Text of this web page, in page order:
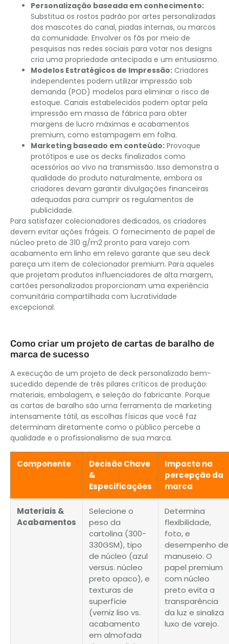
Personalização baseada em conhecimento:
Substitua os rostos padrão por artes personalizadas
dos mascotes do canal, piadas internas, ou marcos
da comunidade. Envolver os fãs por meio de
pesquisas nas redes sociais para votar nos designs
cria uma propriedade antecipada e um entusiasmo.
Modelos Estratégicos de Impressão: Criadores
independentes podem utilizar impressão sob
demanda (POD) modelos para eliminar o risco de
estoque. Canais estabelecidos podem optar pela
impressão em massa de fábrica para obter
margens de lucro máximas e acabamentos
premium, como estampagem em folha.
Marketing baseado em conteúdo: Provoque
protótipos e use os decks finalizados como
acessórios ao vivo na transmissão. Isso demonstra a
qualidade do produto naturalmente, embora os
criadores devam garantir divulgações financeiras
adequadas para cumprir os regulamentos de
publicidade.
Para satisfazer colecionadores dedicados, os criadores
devem evitar ações frágeis. O fornecimento de papel de
núcleo preto de 310 g/m2 pronto para varejo com
acabamento em linho em relevo garante que seu deck
pareça um item de colecionador premium. Para aqueles
que projetam produtos influenciadores de alta margem,
cartões personalizados proporcionam uma experiência
comunitária compartilhada com lucratividade
excepcional.
Como criar um projeto de cartas de baralho de
marca de sucesso
A execução de um projeto de deck personalizado bem-
sucedido depende de três pilares críticos de produção:
materiais, embalagem, e seleção do fabricante. Porque
as cartas de baralho são uma ferramenta de marketing
intensamente tátil, as escolhas físicas que você faz
determinam diretamente como o público percebe a
qualidade e o profissionalismo de sua marca.
Componente
Decisão Chave
&
Especificações
Impacto na
percepção da
marca
Materiais &
Acabamentos
Selecione o
peso da
cartolina (300-
330GSM), tipo
de núcleo (azul
versus. núcleo
preto opaco), e
texturas de
superfície
(verniz liso vs.
acabamento
em almofada
Determina
flexibilidade,
foto, e
desempenho de
manuseio. O
papel premium
com núcleo
preto evita a
transparência
da luz e sinaliza
luxo de varejo.